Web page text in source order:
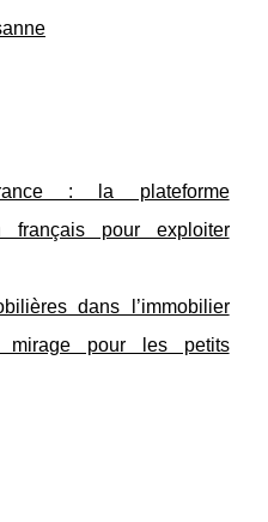
: la plateforme
français pour exploiter
dans l’immobilier
pour les petits